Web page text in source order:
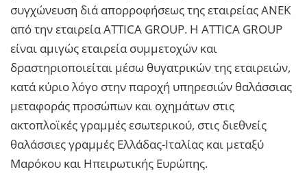
συγχώνευση διά απορροφήσεως της εταιρείας ΑΝΕΚ
από την εταιρεία ATTICA GROUP. Η ATTICA GROUP
είναι αμιγώς εταιρεία συμμετοχών και
δραστηριοποιείται μέσω θυγατρικών της εταιρειών,
κατά κύριο λόγο στην παροχή υπηρεσιών θαλάσσιας
μεταφοράς προσώπων και οχημάτων στις
ακτοπλοϊκές γραμμές εσωτερικού, στις διεθνείς
θαλάσσιες γραμμές Ελλάδας-Ιταλίας και μεταξύ
Μαρόκου και Ηπειρωτικής Ευρώπης.